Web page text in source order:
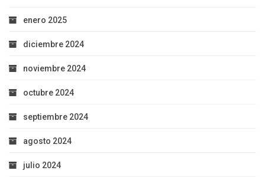
enero 2025
diciembre 2024
noviembre 2024
octubre 2024
septiembre 2024
agosto 2024
julio 2024